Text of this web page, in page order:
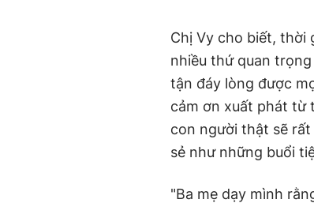
Chị Vy cho biết, thời
nhiều thứ quan
tận đáy lòng được
cảm ơn xuất phát từ
con người thật sẽ
sẻ như những buổi
"Ba mẹ dạy mình